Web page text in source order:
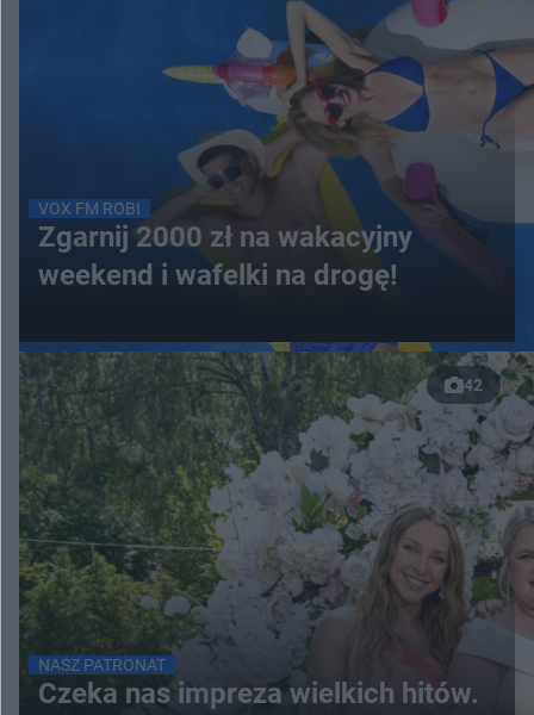
VOX FM ROBI
Zgarnij 2000 zł na wakacyjny
weekend i wafelki na drogę!
42
NASZ PATRONAT
Czeka nas impreza wielkich hitów.